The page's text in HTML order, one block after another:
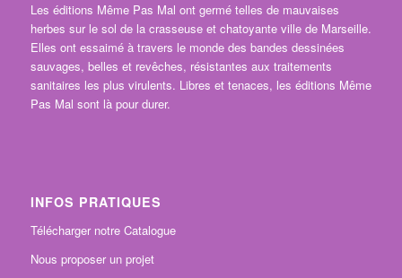
Les éditions Même Pas Mal ont germé telles de mauvaises
herbes sur le sol de la crasseuse et chatoyante ville de Marseille.
Elles ont essaimé à travers le monde des bandes dessinées
sauvages, belles et revêches, résistantes aux traitements
sanitaires les plus virulents. Libres et tenaces, les éditions Même
Pas Mal sont là pour durer.
INFOS PRATIQUES
Télécharger notre Catalogue
Nous proposer un projet